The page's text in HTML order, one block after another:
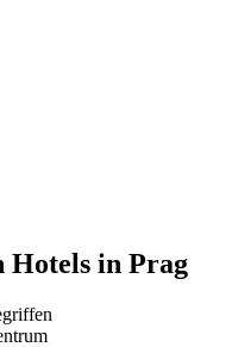
Hotels in Prag